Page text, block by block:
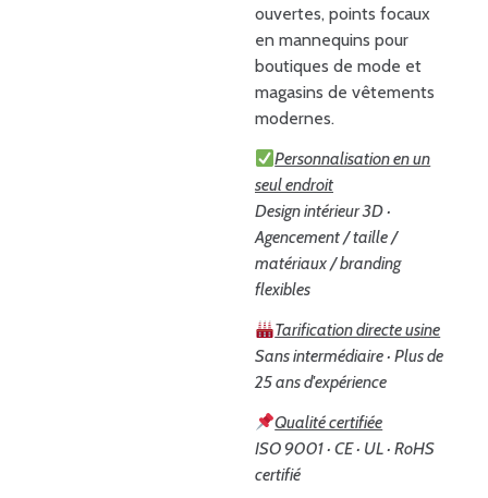
ouvertes, points focaux
en mannequins pour
boutiques de mode et
magasins de vêtements
modernes.
Personnalisation en un
seul endroit
Design intérieur 3D ·
Agencement / taille /
matériaux / branding
flexibles
Tarification directe usine
Sans intermédiaire · Plus de
25 ans d'expérience
Qualité certifiée
ISO 9001 · CE · UL · RoHS
certifié